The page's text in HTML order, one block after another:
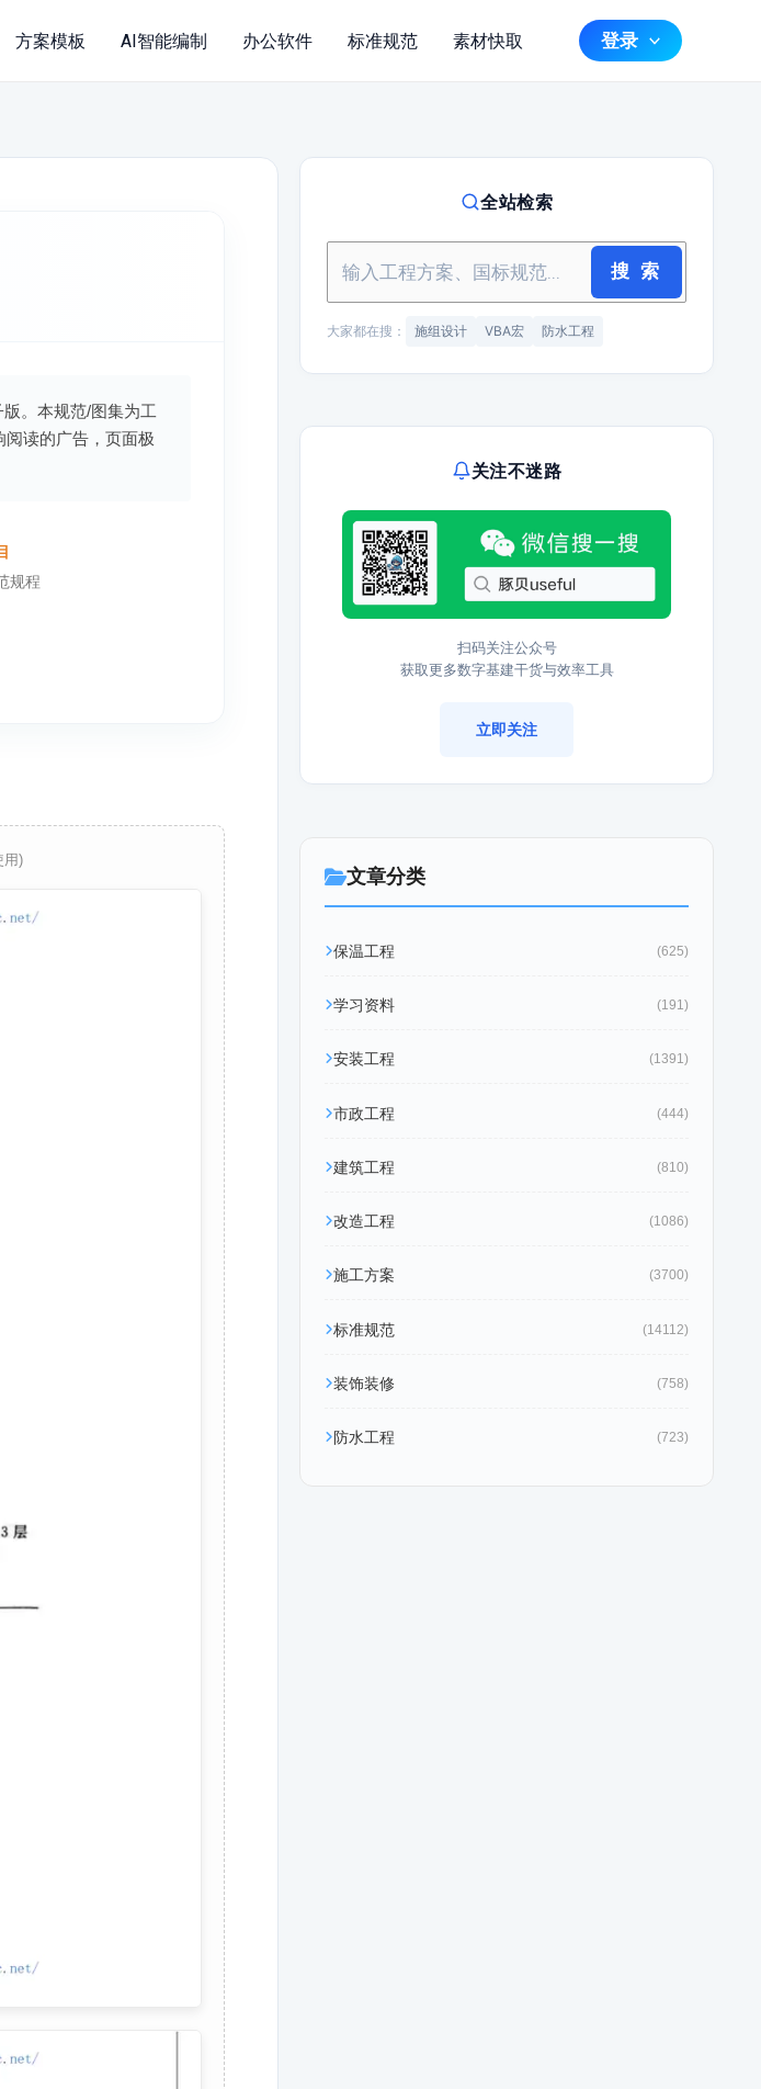
方案模板 AI智能编制 办公软件 标准规范 素材快取 登录
版。本规范/图集为工
读的广告，页面极
规程
用)
全站检索
搜 索
大家都在搜： 施组设计 VBA宏 防水工程
关注不迷路
扫码关注公众号
获取更多数字基建干货与效率工具
立即关注
文章分类
保温工程 (625)
学习资料 (191)
安装工程 (1391)
市政工程 (444)
建筑工程 (810)
改造工程 (1086)
施工方案 (3700)
标准规范 (14112)
装饰装修 (758)
防水工程 (723)